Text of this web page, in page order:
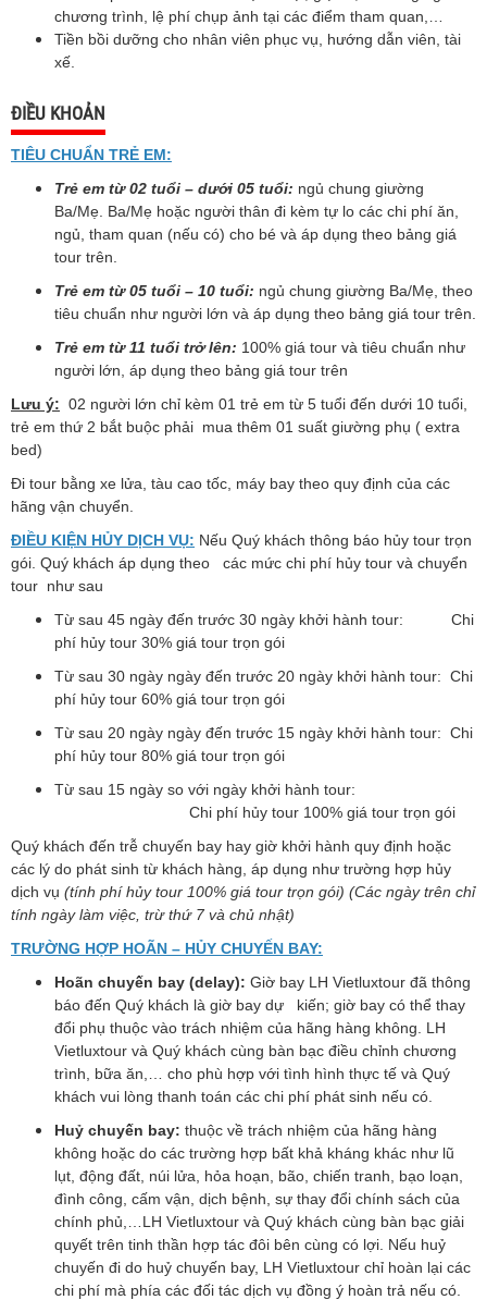
chương trình, lệ phí chụp ảnh tại các điểm tham quan,…
Tiền bồi dưỡng cho nhân viên phục vụ, hướng dẫn viên, tài
xế.
ĐIỀU KHOẢN
TIÊU CHUẨN TRẺ EM:
Trẻ em từ 02 tuổi – dưới 05 tuổi: ngủ chung giường
Ba/Mẹ. Ba/Mẹ hoặc người thân đi kèm tự lo các chi phí ăn,
ngủ, tham quan (nếu có) cho bé và áp dụng theo bảng giá
tour trên.
Trẻ em từ 05 tuổi – 10 tuổi: ngủ chung giường Ba/Mẹ, theo
tiêu chuẩn như người lớn và áp dụng theo bảng giá tour trên.
Trẻ em từ 11 tuổi trở lên: 100% giá tour và tiêu chuẩn như
người lớn, áp dụng theo bảng giá tour trên
Lưu ý: 02 người lớn chỉ kèm 01 trẻ em từ 5 tuổi đến dưới 10 tuổi,
trẻ em thứ 2 bắt buộc phải mua thêm 01 suất giường phụ ( extra
bed)
Đi tour bằng xe lửa, tàu cao tốc, máy bay theo quy định của các
hãng vận chuyển.
ĐIỀU KIỆN HỦY DỊCH VỤ: Nếu Quý khách thông báo hủy tour trọn
gói. Quý khách áp dụng theo các mức chi phí hủy tour và chuyển
tour như sau
Từ sau 45 ngày đến trước 30 ngày khởi hành tour: Chi
phí hủy tour 30% giá tour trọn gói
Từ sau 30 ngày ngày đến trước 20 ngày khởi hành tour: Chi
phí hủy tour 60% giá tour trọn gói
Từ sau 20 ngày ngày đến trước 15 ngày khởi hành tour: Chi
phí hủy tour 80% giá tour trọn gói
Từ sau 15 ngày so với ngày khởi hành tour:
Chi phí hủy tour 100% giá tour trọn gói
Quý khách đến trễ chuyến bay hay giờ khởi hành quy định hoặc
các lý do phát sinh từ khách hàng, áp dụng như trường hợp hủy
dịch vụ (tính phí hủy tour 100% giá tour trọn gói) (Các ngày trên chỉ
tính ngày làm việc, trừ thứ 7 và chủ nhật)
TRƯỜNG HỢP HOÃN – HỦY CHUYẾN BAY:
Hoãn chuyến bay (delay): Giờ bay LH Vietluxtour đã thông
báo đến Quý khách là giờ bay dự kiến; giờ bay có thể thay
đổi phụ thuộc vào trách nhiệm của hãng hàng không. LH
Vietluxtour và Quý khách cùng bàn bạc điều chỉnh chương
trình, bữa ăn,… cho phù hợp với tình hình thực tế và Quý
khách vui lòng thanh toán các chi phí phát sinh nếu có.
Huỷ chuyến bay: thuộc về trách nhiệm của hãng hàng
không hoặc do các trường hợp bất khả kháng khác như lũ
lụt, động đất, núi lửa, hỏa hoạn, bão, chiến tranh, bạo loạn,
đình công, cấm vận, dịch bệnh, sự thay đổi chính sách của
chính phủ,…LH Vietluxtour và Quý khách cùng bàn bạc giải
quyết trên tinh thần hợp tác đôi bên cùng có lợi. Nếu huỷ
chuyến đi do huỷ chuyến bay, LH Vietluxtour chỉ hoàn lại các
chi phí mà phía các đối tác dịch vụ đồng ý hoàn trả nếu có.